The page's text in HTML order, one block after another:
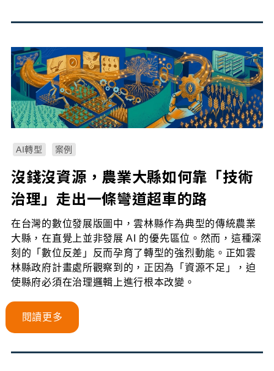
AI轉型 案例
沒錢沒資源，農業大縣如何靠「技術
治理」走出一條彎道超車的路
在台灣的數位發展版圖中，雲林縣作為典型的傳統農業
大縣，在直覺上並非發展 AI 的優先區位。然而，這種深
刻的「數位反差」反而孕育了轉型的強烈動能。正如雲
林縣政府計畫處所觀察到的，正因為「資源不足」，迫
使縣府必須在治理邏輯上進行根本改變。
閱讀更多